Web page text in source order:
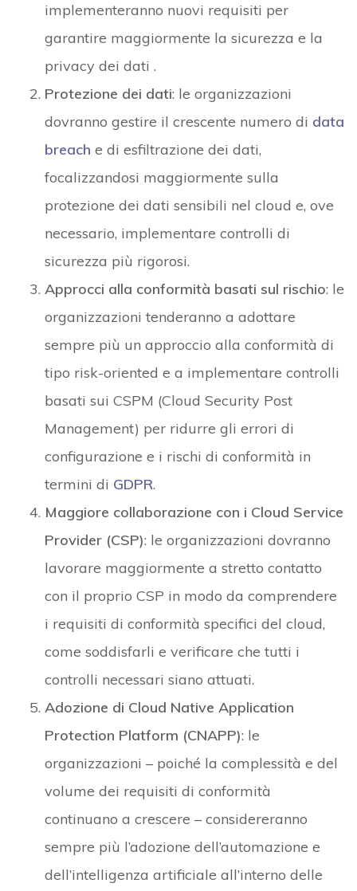
implementeranno nuovi requisiti per
garantire maggiormente la sicurezza e la
privacy dei dati .
Protezione dei dati: le organizzazioni
dovranno gestire il crescente numero di data
breach e di esfiltrazione dei dati,
focalizzandosi maggiormente sulla
protezione dei dati sensibili nel cloud e, ove
necessario, implementare controlli di
sicurezza più rigorosi.
Approcci alla conformità basati sul rischio: le
organizzazioni tenderanno a adottare
sempre più un approccio alla conformità di
tipo risk-oriented e a implementare controlli
basati sui CSPM (Cloud Security Post
Management) per ridurre gli errori di
configurazione e i rischi di conformità in
termini di GDPR.
Maggiore collaborazione con i Cloud Service
Provider (CSP): le organizzazioni dovranno
lavorare maggiormente a stretto contatto
con il proprio CSP in modo da comprendere
i requisiti di conformità specifici del cloud,
come soddisfarli e verificare che tutti i
controlli necessari siano attuati.
Adozione di Cloud Native Application
Protection Platform (CNAPP): le
organizzazioni – poiché la complessità e del
volume dei requisiti di conformità
continuano a crescere – considereranno
sempre più l’adozione dell’automazione e
dell’intelligenza artificiale all’interno delle